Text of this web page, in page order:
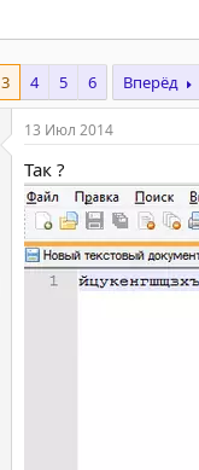
3 4 5 6 Вперёд
13 Июл 2014
Так ?